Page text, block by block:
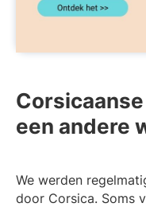
een andere
We werden
door Corsica. Soms